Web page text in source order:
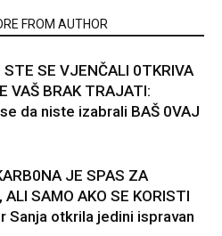
FROM AUTHOR
STE SE VJENČALI 0TKRIVA
VAŠ BRAK TRAJATI:
da niste izabrali BAŠ 0VAJ
JE SPAS ZA
SAMO AKO SE KORISTI
Sanja otkrila jedini ispravan